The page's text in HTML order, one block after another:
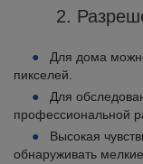
2.
Для дома
пикселей.
Для
профессиональной
Высокая
обнаруживать